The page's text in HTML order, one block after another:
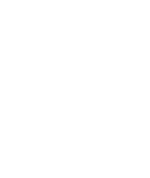
バッジを付与しています
た安心・安全なユーザーです
取引を完了させた実績があります
スでの取引実績があります
します